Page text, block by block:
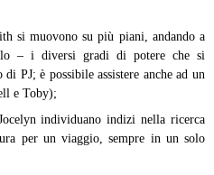
si muovono su più piani, andando a
– i diversi gradi di potere che si
PJ; è possibile assistere anche ad un
e Toby);
individuano indizi nella ricerca
per un viaggio, sempre in un solo